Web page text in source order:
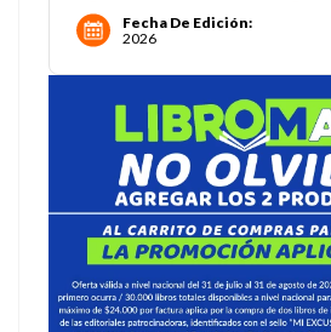
Fecha De Edición:
2026